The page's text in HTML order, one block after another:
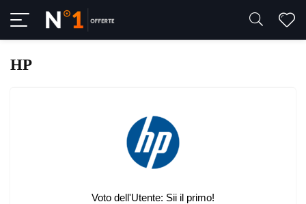
HP
Voto dell'Utente: Sii il primo!